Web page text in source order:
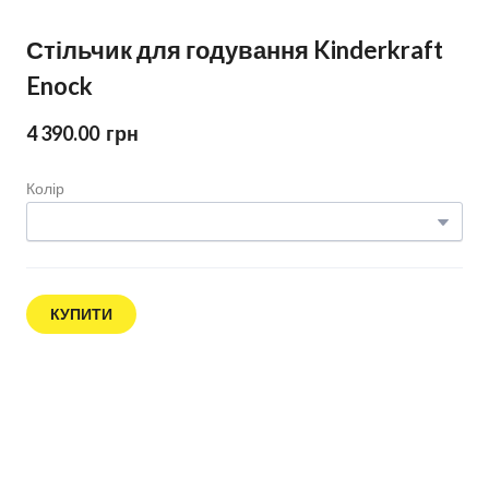
Стільчик для годування Kinderkraft
Enock
4 390.00  грн
Колір
КУПИТИ